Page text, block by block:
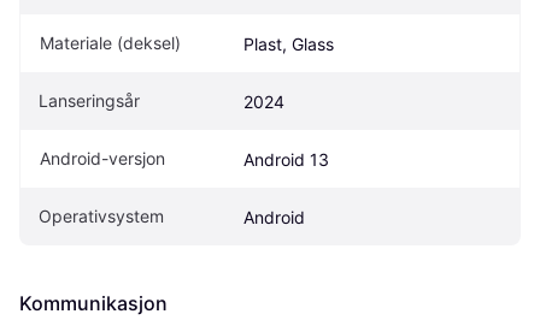
Materiale (deksel) Plast, Glass
Lanseringsår 2024
Android-versjon Android 13
Operativsystem Android
Kommunikasjon